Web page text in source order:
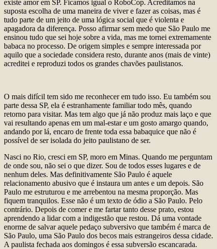
existe amor em SP. Ficamos igual o RoboCop. Acreditamos na
suposta escolha de uma maneira de viver e fazer as coisas, mas é
tudo parte de um jeito de uma lógica social que é violenta e
apagadora da diferença. Posso afirmar sem medo que São Paulo me
ensinou tudo que sei hoje sobre a vida, mas me tornei extremamente
babaca no processo. De origem simples e sempre interessada por
aquilo que a sociedade considera resto, durante anos (mais de vinte)
acreditei e reproduzi todos os grandes chavões paulistanos.
O mais difícil tem sido me reconhecer em tudo isso. Eu também sou
parte dessa SP, ela é estranhamente familiar todo mês, quando
retorno para visitar. Mas tem algo que já não produz mais laço e que
vai resultando apenas em um mal-estar e um gosto amargo quando,
andando por lá, encaro de frente toda essa babaquice que não é
possível de ser isolada do jeito paulistano de ser.
Nasci no Rio, cresci em SP, moro em Minas. Quando me perguntam
de onde sou, não sei o que dizer. Sou de todos esses lugares e de
nenhum deles. Mas definitivamente São Paulo é aquele
relacionamento abusivo que é instaura um antes e um depois. São
Paulo me estruturou e me arrebentou na mesma proporção. Mas
fiquem tranquilos. Esse não é um texto de ódio a São Paulo. Pelo
contrário. Depois de comer e me fartar tanto desse prato, estou
aprendendo a lidar com a indigestão que restou. Dá uma vontade
enorme de salvar aquele pedaço subversivo que também é marca de
São Paulo, uma São Paulo dos becos mais estrangeiros dessa cidade.
A paulista fechada aos domingos é essa subversão escancarada.